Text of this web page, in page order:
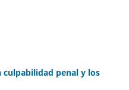
culpabilidad penal y los